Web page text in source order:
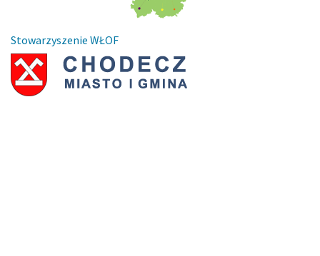
Stowarzyszenie WŁOF